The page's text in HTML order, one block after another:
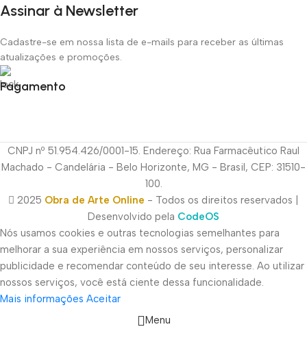
Assinar à Newsletter
Cadastre-se em nossa lista de e-mails para receber as últimas
atualizações e promoções.
Pagamento
CNPJ nº 51.954.426/0001-15. Endereço: Rua Farmacêutico Raul
Machado - Candelária - Belo Horizonte, MG - Brasil, CEP: 31510-
100.
2025 Obra de Arte Online - Todos os direitos reservados |
Desenvolvido pela CodeOS
Nós usamos cookies e outras tecnologias semelhantes para
melhorar a sua experiência em nossos serviços, personalizar
publicidade e recomendar conteúdo de seu interesse. Ao utilizar
nossos serviços, você está ciente dessa funcionalidade.
Mais informações Aceitar
Menu